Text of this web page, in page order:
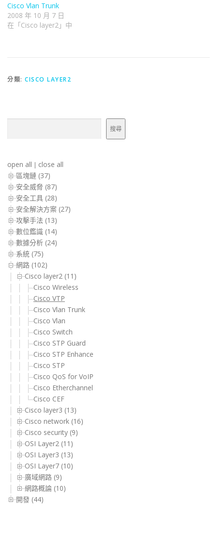
Cisco Vlan Trunk
2008 年 10 月 7 日
在「Cisco layer2」中
分類: CISCO LAYER2
搜尋
open all | close all
區塊鏈 (37)
安全威脅 (87)
安全工具 (28)
安全解決方案 (27)
攻擊手法 (13)
數位鑑識 (14)
數據分析 (24)
系統 (75)
網路 (102)
Cisco layer2 (11)
Cisco Wireless
Cisco VTP
Cisco Vlan Trunk
Cisco Vlan
Cisco Switch
Cisco STP Guard
Cisco STP Enhance
Cisco STP
Cisco QoS for VoIP
Cisco Etherchannel
Cisco CEF
Cisco layer3 (13)
Cisco network (16)
Cisco security (9)
OSI Layer2 (11)
OSI Layer3 (13)
OSI Layer7 (10)
廣域網路 (9)
網路概論 (10)
開發 (44)